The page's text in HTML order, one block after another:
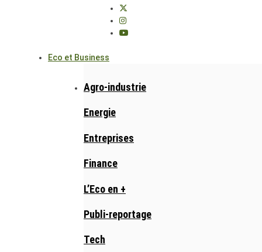
Eco et Business
Agro-industrie
Energie
Entreprises
Finance
L’Eco en +
Publi-reportage
Tech